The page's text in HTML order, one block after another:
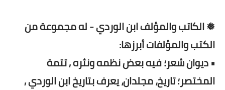
❅ الكاتب والمؤلف ابن الوردي - له مجموعة من
الكتب والمؤلفات أبرزها:
• ديوان شعر؛ فيه بعض نظمه ونثره , تتمة
المختصر؛ تاريخ، مجلدان، يعرف بتاريخ ابن الوردي ,